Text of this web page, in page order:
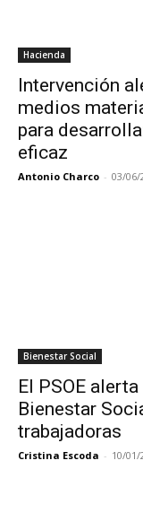
Hacienda
Intervención
medios
para
eficaz
Antonio Charco - 03/06/
Bienestar Social
El PSOE
Bienestar
trabajadoras
Cristina Escoda - 10/01/